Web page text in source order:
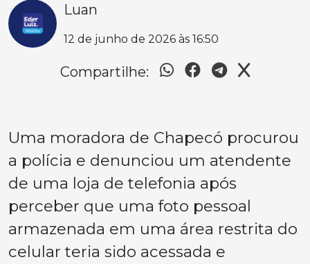
Luan
12 de junho de 2026 às 16:50
Compartilhe:
Uma moradora de Chapecó procurou
a polícia e denunciou um atendente
de uma loja de telefonia após
perceber que uma foto pessoal
armazenada em uma área restrita do
celular teria sido acessada e